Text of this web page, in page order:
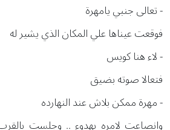
- تعالى جنبي يامهرة
فوقعت عيناها علي المكان الذي يشير له
- لاء هنا كويس
فتعالا صوته بضيق
- مهرة ممكن بلاش عند النهارده